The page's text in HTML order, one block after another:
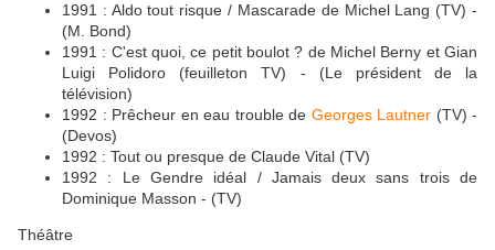
1991 : Aldo tout risque / Mascarade de Michel Lang (TV) -
(M. Bond)
1991 : C'est quoi, ce petit boulot ? de Michel Berny et Gian
Luigi Polidoro (feuilleton TV) - (Le président de la
télévision)
1992 : Prêcheur en eau trouble de Georges Lautner (TV) -
(Devos)
1992 : Tout ou presque de Claude Vital (TV)
1992 : Le Gendre idéal / Jamais deux sans trois de
Dominique Masson - (TV)
Théâtre